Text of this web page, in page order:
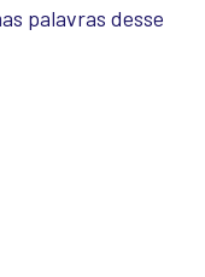
palavras desse